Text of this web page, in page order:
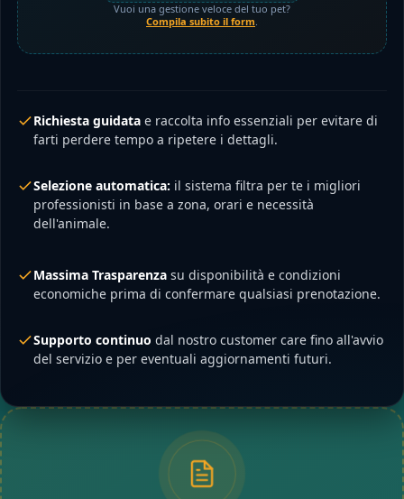
Vuoi una gestione veloce del tuo pet?
Compila subito il form
Richiesta guidata e raccolta info essenziali per evitare di
farti perdere tempo a ripetere i dettagli.
Selezione automatica: il sistema filtra per te i migliori
professionisti in base a zona, orari e necessità
dell'animale.
Massima Trasparenza su disponibilità e condizioni
economiche prima di confermare qualsiasi prenotazione.
Supporto continuo dal nostro customer care fino all'avvio
del servizio e per eventuali aggiornamenti futuri.